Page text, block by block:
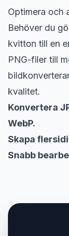
Optimera och
Behöver du
kvitton till en
PNG-filer till
kvalitet.
Konvertera
WebP.
Skapa
Snabb